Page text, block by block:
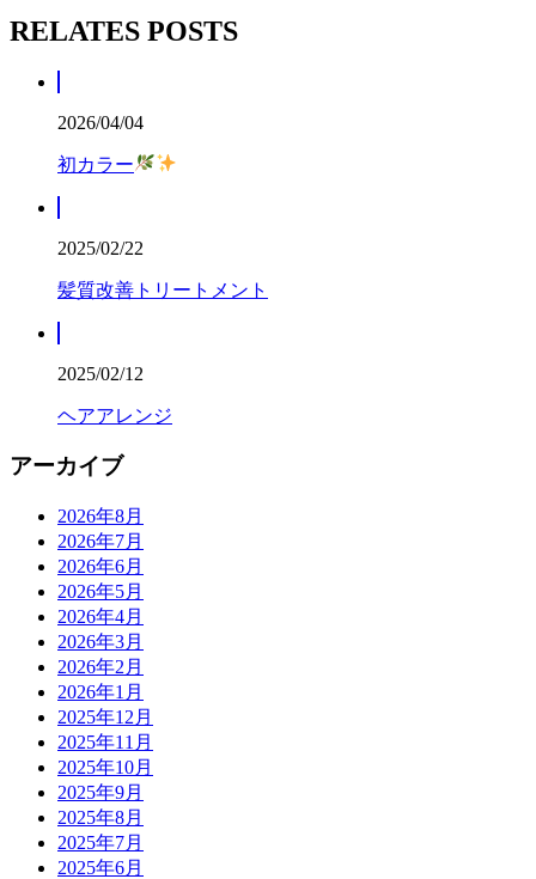
RELATES POSTS
2026/04/04
初カラー
2025/02/22
髪質改善トリートメント
2025/02/12
ヘアアレンジ
アーカイブ
2026年8月
2026年7月
2026年6月
2026年5月
2026年4月
2026年3月
2026年2月
2026年1月
2025年12月
2025年11月
2025年10月
2025年9月
2025年8月
2025年7月
2025年6月